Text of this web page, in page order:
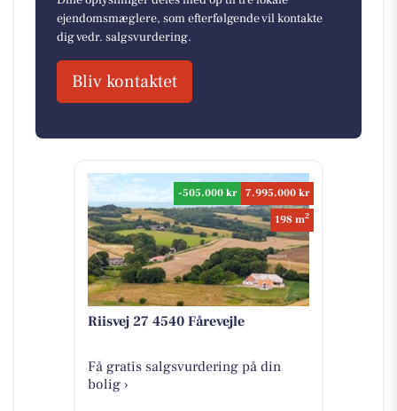
ejendomsmæglere, som efterfølgende vil kontakte
dig vedr. salgsvurdering.
Bliv kontaktet
-505.000 kr
7.995.000 kr
198 m2
Riisvej 27 4540 Fårevejle
Få gratis salgsvurdering på din
bolig ›